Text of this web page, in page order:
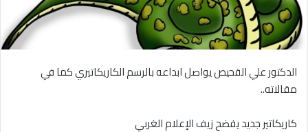
الدكتور علي القحيص يواصل ابداعه بالرسم الكاريكاتيري كما في
مقالاته..
كاريكاتير جديد يفضح زيف الإعلام الغربي